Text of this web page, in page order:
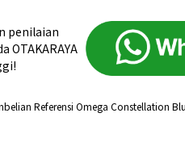
penilaian
OTAKARAYA
Referensi Omega Constellation